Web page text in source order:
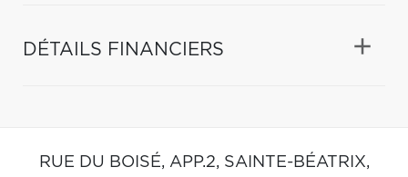
DÉTAILS FINANCIERS
RUE DU BOISÉ, APP.2, SAINTE-BÉATRIX,